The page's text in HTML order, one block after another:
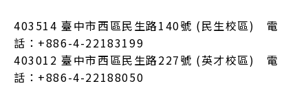
403514 臺中市西區民生路140號 (民生校區) 電
話：+886-4-22183199
403012 臺中市西區民生路227號 (英才校區) 電
話：+886-4-22188050